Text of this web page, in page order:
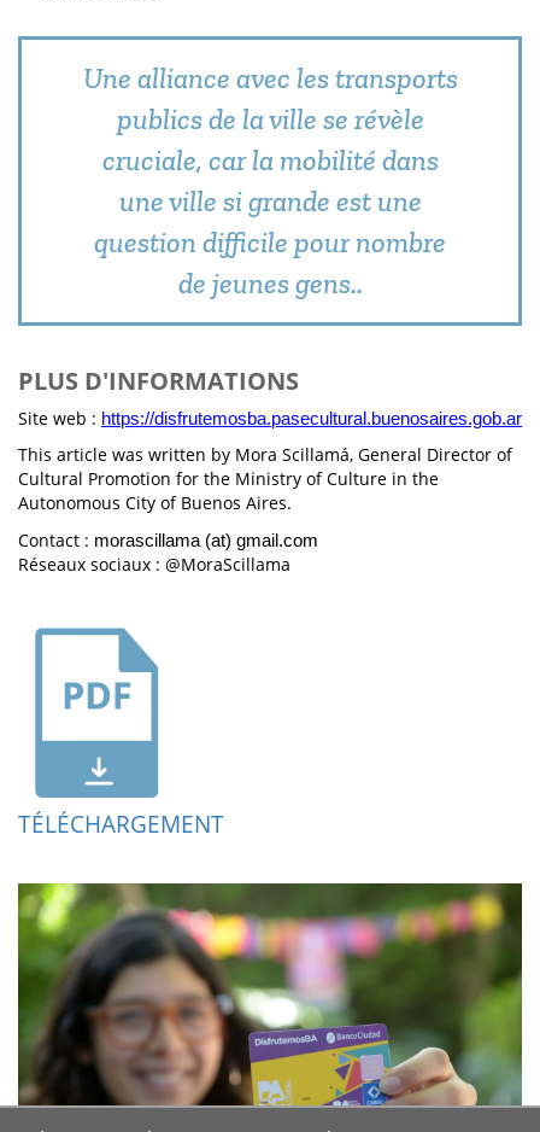
Une alliance avec les transports
publics de la ville se révèle
cruciale, car la mobilité dans
une ville si grande est une
question difficile pour nombre
de jeunes gens..
PLUS D'INFORMATIONS
Site web : https://disfrutemosba.pasecultural.buenosaires.gob.ar
This article was written by Mora Scillamá, General Director of
Cultural Promotion for the Ministry of Culture in the
Autonomous City of Buenos Aires.
Contact : morascillama (at) gmail.com
Réseaux sociaux : @MoraScillama
TÉLÉCHARGEMENT